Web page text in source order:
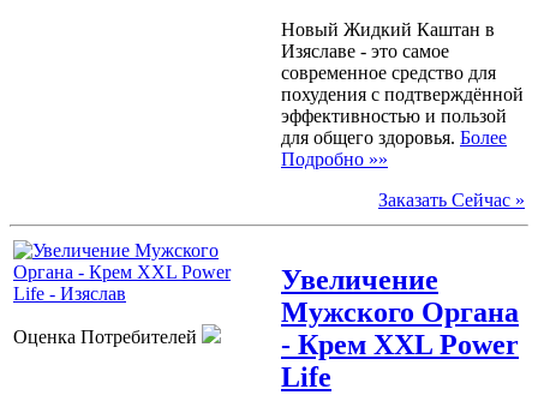
Новый Жидкий Каштан в
Изяславе - это самое
современное средство для
похудения с подтверждённой
эффективностью и пользой
для общего здоровья. Более
Подробно »»
Заказать Сейчас »
Оценка Потребителей
Увеличение
Мужского Органа
- Крем XXL Power
Life